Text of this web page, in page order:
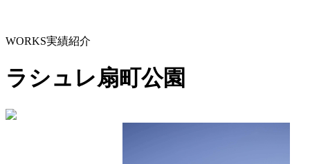
WORKS実績紹介
ラシュレ扇町公園